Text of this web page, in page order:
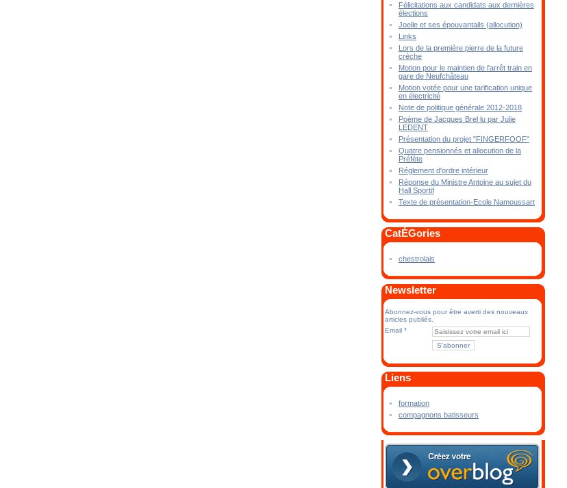
Félicitations aux candidats aux dernières
élections
Joelle et ses épouvantails (allocution)
Links
Lors de la première pierre de la future
crèche
Motion pour le maintien de l'arrêt train en
gare de Neufchâteau
Motion votée pour une tarification unique
en électricité
Note de politique générale 2012-2018
Poème de Jacques Brel lu par Julie
LEDENT
Présentation du projet "FINGERFOOF"
Quatre pensionnés et allocution de la
Préfète
Réglement d'ordre intérieur
Réponse du Ministre Antoine au sujet du
Hall Sportif
Texte de présentation-Ecole Namoussart
CatÉGories
chestrolais
Newsletter
Abonnez-vous pour être averti des nouveaux
articles publiés.
Email
Liens
formation
compagnons batisseurs